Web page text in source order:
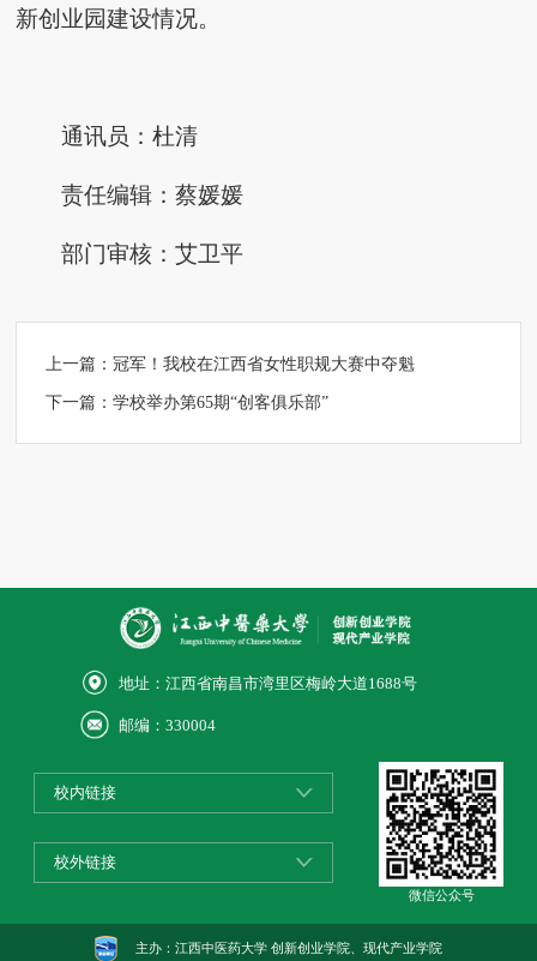
新创业园建设情况。
通讯员：杜清
责任编辑：蔡媛媛
部门审核：艾卫平
上一篇：冠军！我校在江西省女性职规大赛中夺魁
下一篇：学校举办第65期“创客俱乐部”
地址：江西省南昌市湾里区梅岭大道1688号
邮编：330004
校内链接
校外链接
微信公众号
主办：江西中医药大学 创新创业学院、现代产业学院